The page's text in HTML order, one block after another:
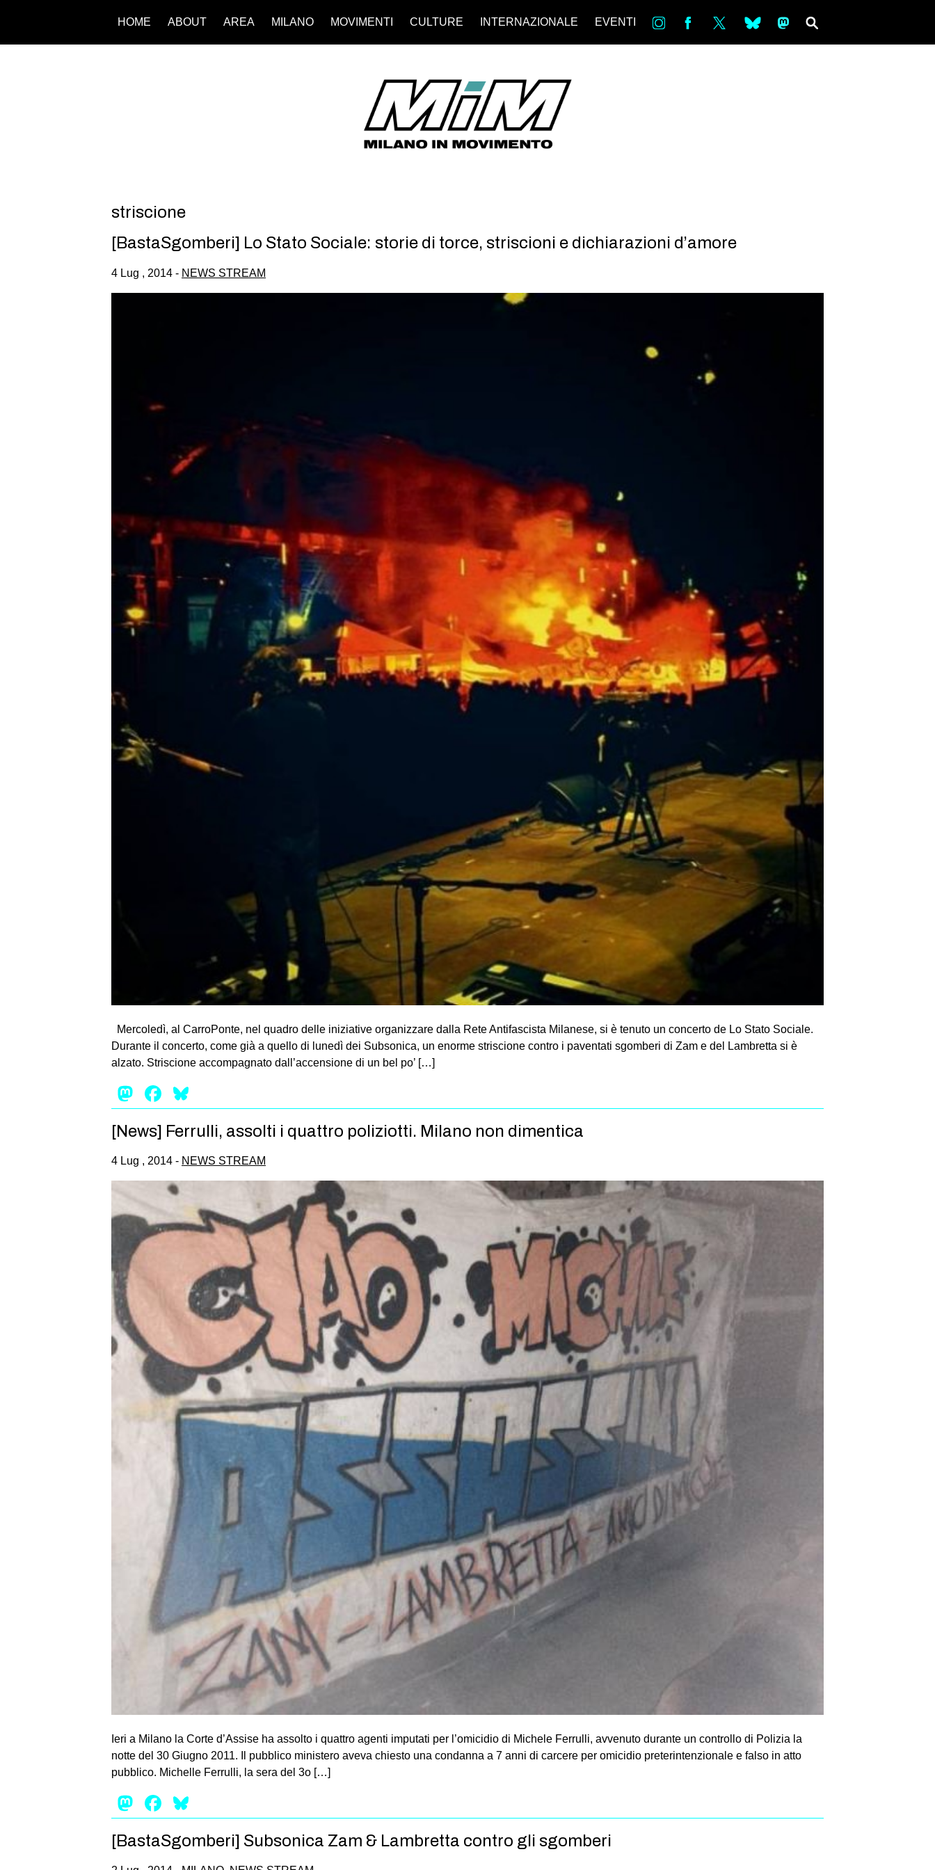
HOME ABOUT AREA MILANO MOVIMENTI CULTURE INTERNAZIONALE EVENTI in bsky ms
striscione
[BastaSgomberi] Lo Stato Sociale: storie di torce, striscioni e dichiarazioni d’amore
4 Lug , 2014 - NEWS STREAM
Mercoledì, al CarroPonte, nel quadro delle iniziative organizzare dalla Rete Antifascista Milanese, si è tenuto un concerto de Lo Stato Sociale.
Durante il concerto, come già a quello di lunedì dei Subsonica, un enorme striscione contro i paventati sgomberi di Zam e del Lambretta si è
alzato. Striscione accompagnato dall’accensione di un bel po’ […]
Mastodon
Facebook
[News] Ferrulli, assolti i quattro poliziotti. Milano non dimentica
4 Lug , 2014 - NEWS STREAM
Ieri a Milano la Corte d’Assise ha assolto i quattro agenti imputati per l’omicidio di Michele Ferrulli, avvenuto durante un controllo di Polizia la
notte del 30 Giugno 2011. Il pubblico ministero aveva chiesto una condanna a 7 anni di carcere per omicidio preterintenzionale e falso in atto
pubblico. Michelle Ferrulli, la sera del 3o […]
Mastodon
Facebook
[BastaSgomberi] Subsonica Zam & Lambretta contro gli sgomberi